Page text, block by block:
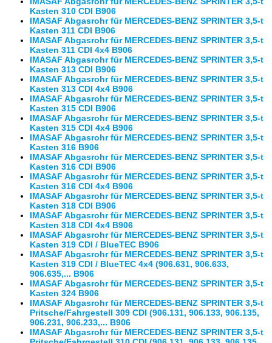
Kasten 310 CDI B906
IMASAF Abgasrohr für MERCEDES-BENZ SPRINTER 3,5-t
Kasten 311 CDI B906
IMASAF Abgasrohr für MERCEDES-BENZ SPRINTER 3,5-t
Kasten 311 CDI 4x4 B906
IMASAF Abgasrohr für MERCEDES-BENZ SPRINTER 3,5-t
Kasten 313 CDI B906
IMASAF Abgasrohr für MERCEDES-BENZ SPRINTER 3,5-t
Kasten 313 CDI 4x4 B906
IMASAF Abgasrohr für MERCEDES-BENZ SPRINTER 3,5-t
Kasten 315 CDI B906
IMASAF Abgasrohr für MERCEDES-BENZ SPRINTER 3,5-t
Kasten 315 CDI 4x4 B906
IMASAF Abgasrohr für MERCEDES-BENZ SPRINTER 3,5-t
Kasten 316 B906
IMASAF Abgasrohr für MERCEDES-BENZ SPRINTER 3,5-t
Kasten 316 CDI B906
IMASAF Abgasrohr für MERCEDES-BENZ SPRINTER 3,5-t
Kasten 316 CDI 4x4 B906
IMASAF Abgasrohr für MERCEDES-BENZ SPRINTER 3,5-t
Kasten 318 CDI B906
IMASAF Abgasrohr für MERCEDES-BENZ SPRINTER 3,5-t
Kasten 318 CDI 4x4 B906
IMASAF Abgasrohr für MERCEDES-BENZ SPRINTER 3,5-t
Kasten 319 CDI / BlueTEC B906
IMASAF Abgasrohr für MERCEDES-BENZ SPRINTER 3,5-t
Kasten 319 CDI / BlueTEC 4x4 (906.631, 906.633,
906.635,... B906
IMASAF Abgasrohr für MERCEDES-BENZ SPRINTER 3,5-t
Kasten 324 B906
IMASAF Abgasrohr für MERCEDES-BENZ SPRINTER 3,5-t
Pritsche/Fahrgestell 309 CDI (906.131, 906.133, 906.135,
906.231, 906.233,... B906
IMASAF Abgasrohr für MERCEDES-BENZ SPRINTER 3,5-t